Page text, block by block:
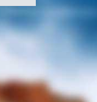
gouvernement